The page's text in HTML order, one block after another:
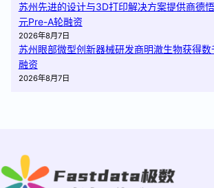
苏州先进的设计与3D打印解决方案提供商德
元Pre-A轮融资
2026年8月7日
苏州眼部微型创新器械研发商明澈生物获得
融资
2026年8月7日